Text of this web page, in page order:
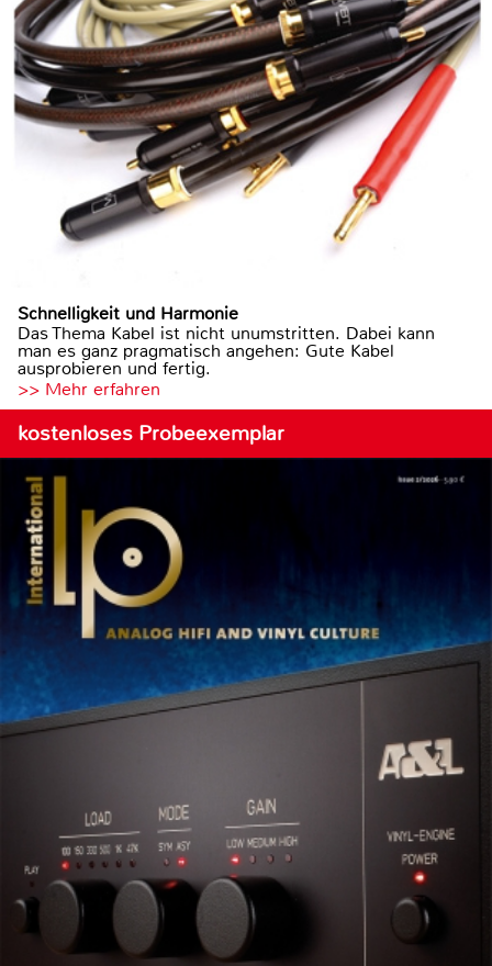
Schnelligkeit und Harmonie
Das Thema Kabel ist nicht unumstritten. Dabei kann
man es ganz pragmatisch angehen: Gute Kabel
ausprobieren und fertig.
>> Mehr erfahren
kostenloses Probeexemplar